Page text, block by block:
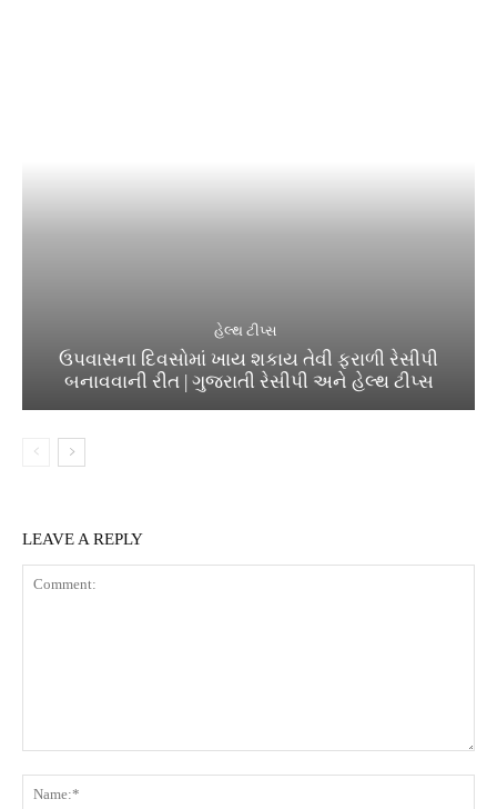
હેલ્થ ટીપ્સ
ઉપવાસના દિવસોમાં ખાય શકાય તેવી ફરાળી રેસીપી
બનાવવાની રીત | ગુજરાતી રેસીપી અને હેલ્થ ટીપ્સ
LEAVE A REPLY